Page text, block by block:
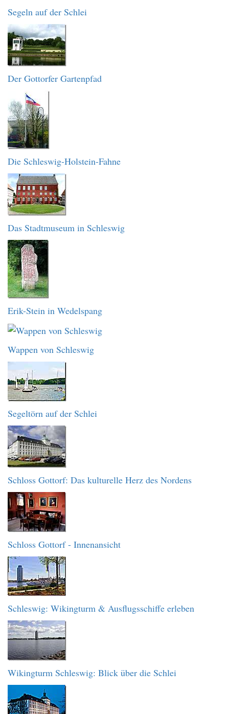
Segeln auf der Schlei
Der Gottorfer Gartenpfad
Die Schleswig-Holstein-Fahne
Das Stadtmuseum in Schleswig
Erik-Stein in Wedelspang
Wappen von Schleswig
Segeltörn auf der Schlei
Schloss Gottorf: Das kulturelle Herz des Nordens
Schloss Gottorf - Innenansicht
Schleswig: Wikingturm & Ausflugsschiffe erleben
Wikingturm Schleswig: Blick über die Schlei